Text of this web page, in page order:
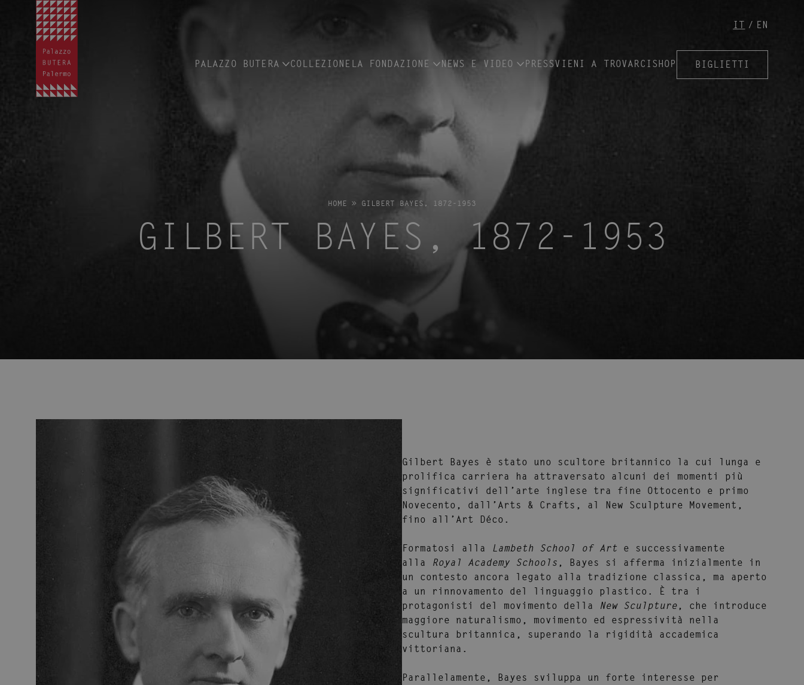
IT EN
PALAZZO BUTERA COLLEZIONELA FONDAZIONE NEWS E VIDEO PRESSVIENI A TROVARCISHOP BIGLIETTI
HOME » GILBERT BAYES, 1872-1953
GILBERT BAYES, 1872-1953
Gilbert Bayes è stato uno scultore britannico la cui lunga e
prolifica carriera ha attraversato alcuni dei momenti più
significativi dell’arte inglese tra fine Ottocento e primo
Novecento, dall’ Arts & Crafts , al New Sculpture Movement ,
fino all’ Art Déco.
Formatosi alla Lambeth School of Art e successivamente
alla
Royal Academy Schools , Bayes si afferma inizialmente in
un contesto ancora legato alla tradizione classica, ma aperto
a un rinnovamento del linguaggio plastico. È tra i
protagonisti del movimento della
New Sculpture, che introduce
maggiore naturalismo, movimento ed espressività nella
scultura britannica, superando la rigidità accademica
vittoriana.
Parallelamente, Bayes sviluppa un forte interesse per